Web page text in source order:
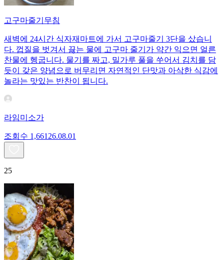
고구마줄기무침
새벽에 24시간 식자재마트에 가서 고구마줄기 3단을 샀습니
다. 껍질을 벗겨서 끓는 물에 고구마 줄기가 약간 익으면 얼른
찬물에 헹굽니다. 물기를 짜고, 밀가루 풀을 쑤어서 김치를 담
듯이 갖은 양념으로 버무리면 자연적인 단맛과 아삭한 식감에
놀라는 맛있는 반찬이 됩니다.
라임미소가
조회수 1,661 26.08.01
25